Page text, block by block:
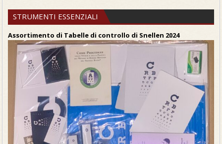
STRUMENTI ESSENZIALI
Assortimento di Tabelle di controllo di Snellen 2024